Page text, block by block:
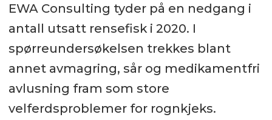
EWA Consulting tyder på en nedgang i
antall utsatt rensefisk i 2020. I
spørreundersøkelsen trekkes blant
annet avmagring, sår og medikamentfri
avlusning fram som store
velferdsproblemer for rognkjeks.